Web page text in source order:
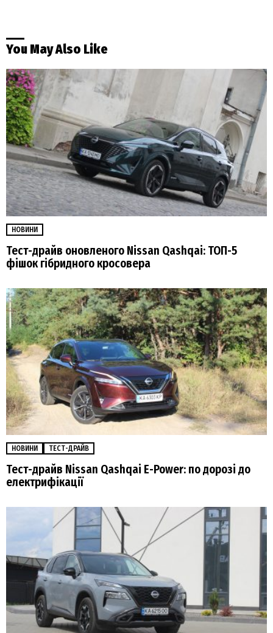
You May Also Like
НОВИНИ
Тест-драйв оновленого Nissan Qashqai: ТОП-5
фішок гібридного кросовера
НОВИНИ ТЕСТ-ДРАЙВ
Тест-драйв Nissan Qashqai E-Power: по дорозі до
електрифікації